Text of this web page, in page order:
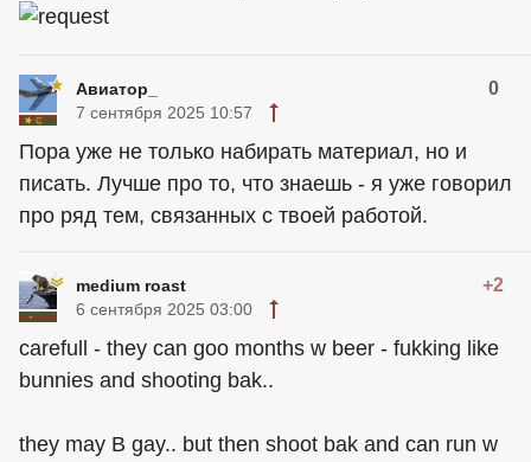
Авиатор_ 0
7 сентября 2025 10:57
Пора уже не только набирать материал, но и
писать. Лучше про то, что знаешь - я уже говорил
про ряд тем, связанных с твоей работой.
medium roast +2
6 сентября 2025 03:00
carefull - they can goo months w beer - fukking like
bunnies and shooting bak..
they may B gay.. but then shoot bak and can run w